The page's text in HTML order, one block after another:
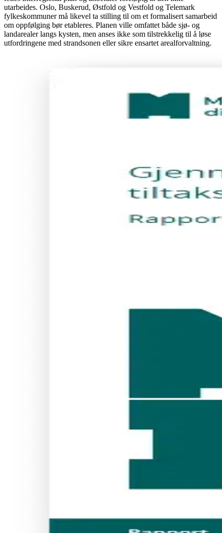
utarbeides. Oslo, Buskerud, Østfold og Vestfold og Telemark
fylkeskommuner må likevel ta stilling til om et formalisert samarbeid
om oppfølging bør etableres. Planen ville omfattet både sjø- og
landarealer langs kysten, men anses ikke som tilstrekkelig til å løse
utfordringene med strandsonen eller sikre ensartet arealforvaltning.